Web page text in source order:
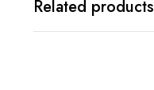
Related products